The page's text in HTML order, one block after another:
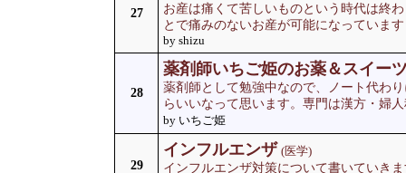
27
お産は痛くて苦しいものという時代は終
とで痛みのないお産が可能になっています
by shizu
28
薬剤師いちご姫のお薬＆スイー
薬剤師として勉強中なので、ノート代わ
らいいなって思います。専門は漢方・婦
by いちご姫
29
インフルエンザ (医学)
インフルエンザ対策について書いていき